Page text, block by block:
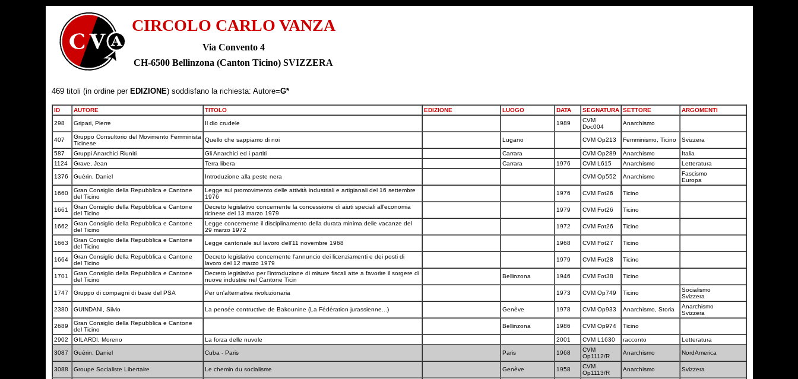
CIRCOLO CARLO VANZA
Via Convento 4
CH-6500 Bellinzona (Canton Ticino) SVIZZERA
469 titoli (in ordine per EDIZIONE) soddisfano la richiesta: Autore=G*
ID AUTORE TITOLO EDIZIONE LUOGO DATA SEGNATURA SETTORE
ARGOMENTI
298
Gripari, Pierre Il dio crudele 1989
CVM
Doc004
Anarchismo
407
Gruppo Consultorio del Movimento Femminista
Ticinese
Quello che sappiamo di noi Lugano CVM Op213 Femminismo, Ticino Svizzera
587 Gruppi Anarchici Riuniti Gli Anarchici ed i partiti Carrara CVM Op289 Anarchismo
Italia
1124
Grave, Jean Terra libera Carrara 1976 CVM L615 Anarchismo
Letteratura
1376
Guérin, Daniel Introduzione alla peste nera CVM Op552 Anarchismo
Fascismo
Europa
1660
Gran Consiglio della Repubblica e Cantone
del Ticino
Legge sul promovimento delle attività industriali e artigianali del 16 settembre
1976
1976 CVM Fot26 Ticino
1661
Gran Consiglio della Repubblica e Cantone
del Ticino
Decreto legislativo concernente la concessione di aiuti speciali all'economia
ticinese del 13 marzo 1979
1979 CVM Fot26 Ticino
1662
Gran Consiglio della Repubblica e Cantone
del Ticino
Legge concernente il disciplinamento della durata minima delle vacanze del
29 marzo 1972
1972 CVM Fot26 Ticino
1663
Gran Consiglio della Repubblica e Cantone
del Ticino
Legge cantonale sul lavoro dell'11 novembre 1968 1968 CVM Fot27 Ticino
1664
Gran Consiglio della Repubblica e Cantone
del Ticino
Decreto legislativo concernente l'annuncio dei licenziamenti e dei posti di
lavoro del 12 marzo 1979
1979 CVM Fot28 Ticino
1701
Gran Consiglio della Repubblica e Cantone
del Ticino
Decreto legislativo per l'introduzione di misure fiscali atte a favorire il sorgere di
nuove industrie nel Cantone Ticin
Bellinzona 1946 CVM Fot38 Ticino
1747 Gruppo di compagni di base del PSA Per un'alternativa rivoluzionaria 1973 CVM Op749 Ticino
Socialismo
Svizzera
2380
GUINDANI, Silvio La pensée contructive de Bakounine (La Fédération jurassienne...) Genève 1978 CVM Op933 Anarchismo, Storia
Anarchismo
Svizzera
2689
Gran Consiglio della Repubblica e Cantone
del Ticino
Bellinzona 1986 CVM Op974 Ticino
2902 GILARDI, Moreno La forza delle nuvole 2001 CVM L1630 racconto
Letteratura
3087
Guérin, Daniel Cuba - Paris Paris 1968
CVM
Op1112/R
Anarchismo NordAmerica
3088 Groupe Socialiste Libertaire Le chemin du socialisme Genève 1958
CVM
Op1113/R
Anarchismo Svizzera